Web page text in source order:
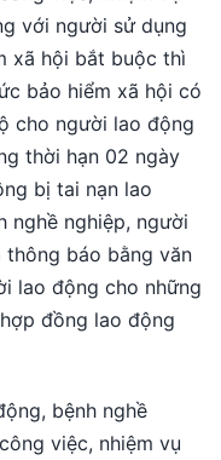
với người sử dụng
xã hội bắt buộc thì
bảo hiểm xã hội có
cho người lao động
thời hạn 02 ngày
bị tai nạn lao
nghề nghiệp, người
báo bằng văn
lao động cho những
đồng lao động
bệnh nghề
việc, nhiệm vụ